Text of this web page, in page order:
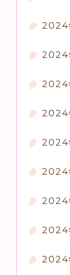
2024
2024
2024
2024
2024
2024
2024
2024
2024